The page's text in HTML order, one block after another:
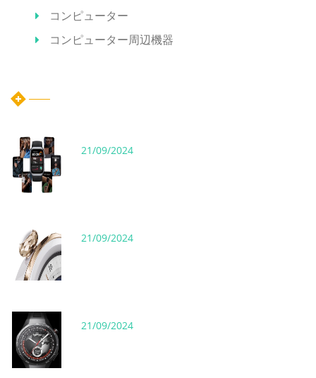
コンピューター
コンピューター周辺機器
21/09/2024
21/09/2024
21/09/2024